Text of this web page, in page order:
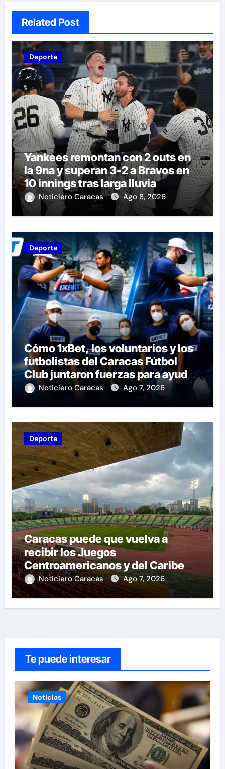
Related Post
Deporte
Yankees remontan con 2 outs en
la 9na y superan 3-2 a Bravos en
10 innings tras larga lluvia
Noticiero Caracas Ago 8, 2026
Deporte
Cómo 1xBet, los voluntarios y los
futbolistas del Caracas Fútbol
Club juntaron fuerzas para ayudar
a las familias de Venezuela
Noticiero Caracas Ago 7, 2026
Deporte
Caracas puede que vuelva a
recibir los Juegos
Centroamericanos y del Caribe
tras mas de 70 años
Noticiero Caracas Ago 7, 2026
Te puede interesar
Noticias